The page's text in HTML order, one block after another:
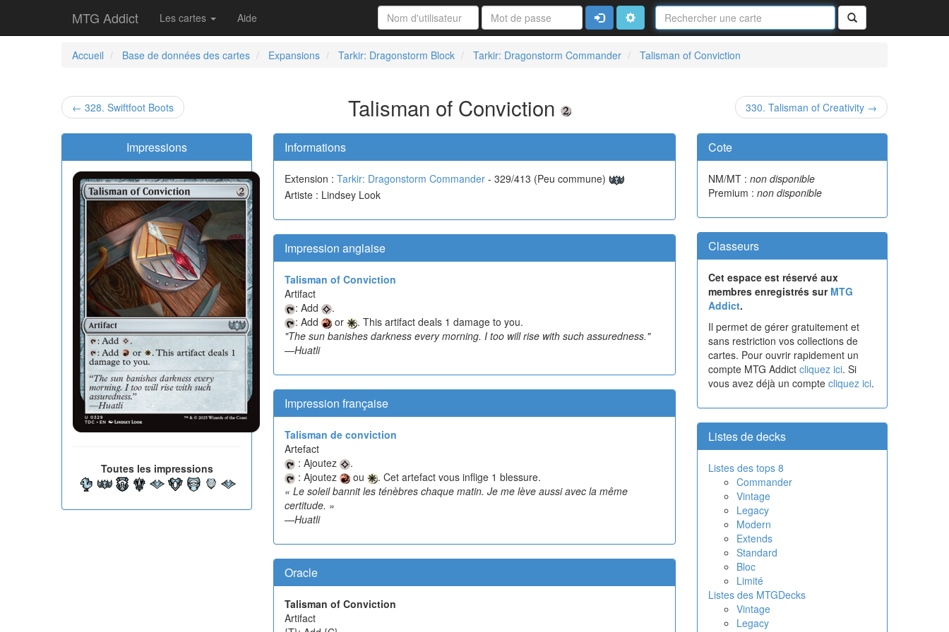
MTG Addict Les cartes Aide
Nom
de
la
carte
Rechercher
ConnexionAvancé
Accueil
Base de données des cartes Expansions Tarkir: Dragonstorm Block Tarkir: Dragonstorm Commander Talisman of Conviction
← 328. Swiftfoot Boots Talisman of Conviction 330. Talisman of Creativity →
Impressions
Toutes les impressions
Informations
Extension : Tarkir: Dragonstorm Commander - 329/413 (Peu commune)
Artiste : Lindsey Look
Impression anglaise
Talisman of Conviction
Artifact
: Add
.
: Add
or
. This artifact deals 1 damage to you.
"The sun banishes darkness every morning. I too will rise with such assuredness."
—Huatli
Impression française
Talisman de conviction
Artefact
: Ajoutez
.
: Ajoutez
ou
. Cet artefact vous inflige 1 blessure.
« Le soleil bannit les ténèbres chaque matin. Je me lève aussi avec la même
certitude. »
—Huatli
Oracle
Talisman of Conviction
Artifact
Cote
NM/MT : non disponible
Premium : non disponible
Classeurs
Cet espace est réservé aux
membres enregistrés sur MTG
Addict.
Il permet de gérer gratuitement et
sans restriction vos collections de
cartes. Pour ouvrir rapidement un
compte MTG Addict cliquez ici. Si
vous avez déjà un compte cliquez ici.
Listes de decks
Listes des tops 8
Commander
Vintage
Legacy
Modern
Extends
Standard
Bloc
Limité
Listes des MTGDecks
Vintage
Legacy